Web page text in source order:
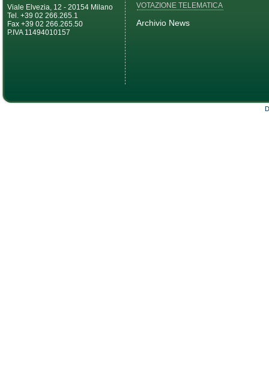
Viale Elvezia, 12 - 20154 Milano
Tel. +39 02 266.265.1
Fax +39 02 266.265.50
P.IVA 11494010157
VOTAZIONE TELEMATICA
Archivio News